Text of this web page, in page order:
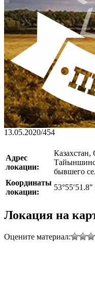
13.05.2020/454
Адрес
локации:
Казахстан,
бывшего
Координаты
локации:
Локация на
Оцените материал: